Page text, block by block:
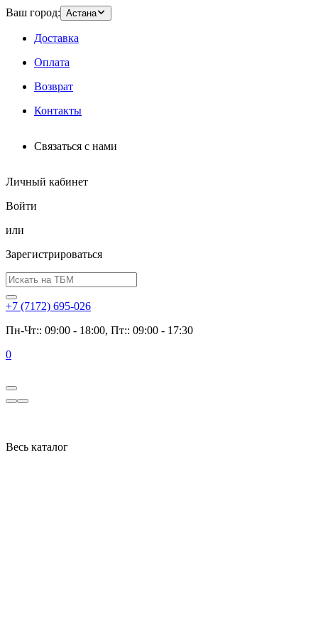
Ваш город: Астана
Доставка
Оплата
Возврат
Контакты
Связаться с нами
Личный кабинет
Войти
или
Зарегистрироваться
+7 (7172) 695-026
Пн-Чт:: 09:00 - 18:00, Пт:: 09:00 - 17:30
0
Весь каталог